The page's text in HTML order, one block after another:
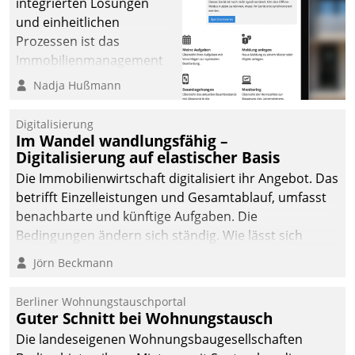
und einheitlichen
Prozessen ist das
Immobilienmanagement
der Bayerischen
Ressort Kapitalanlage für
künftige Aufgaben und
Herausforderungen
gerüstet.
Nadja Hußmann
Digitalisierung
Im Wandel wandlungsfähig –
Digitalisierung auf elastischer Basis
Die Immobilienwirtschaft digitalisiert ihr Angebot. Das
betrifft Einzelleistungen und Gesamtablauf, umfasst
benachbarte und künftige Aufgaben. Die
Bedingungen ändern sich ständig. Wie lässt sich
technisch die Kontrolle wahren und zugleich Freiraum
fürs Wachsen öffnen?
Jörn Beckmann
Berliner Wohnungstauschportal
Guter Schnitt bei Wohnungstausch
Die landeseigenen Wohnungsbaugesellschaften